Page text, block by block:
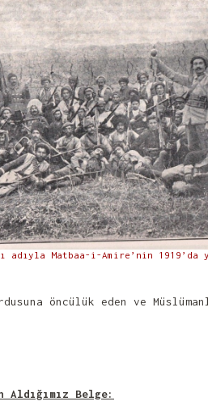
Matbaa-i-Amire’nin 1919’da
öncülük eden ve
Belge: